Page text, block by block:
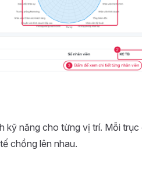
kỹ năng cho từng vị trí. Mỗi
chồng lên nhau.